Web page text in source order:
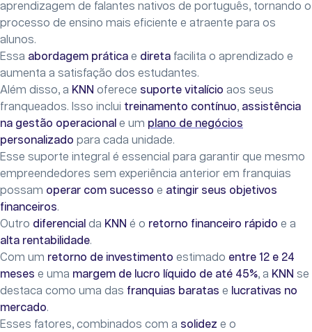
aprendizagem de falantes nativos de português, tornando o
processo de ensino mais eficiente e atraente para os
alunos.
Essa abordagem prática e direta facilita o aprendizado e
aumenta a satisfação dos estudantes.
Além disso, a KNN oferece suporte vitalício aos seus
franqueados. Isso inclui treinamento contínuo, assistência
na gestão operacional e um plano de negócios
personalizado para cada unidade.
Esse suporte integral é essencial para garantir que mesmo
empreendedores sem experiência anterior em franquias
possam operar com sucesso e atingir seus objetivos
financeiros.
Outro diferencial da KNN é o retorno financeiro rápido e a
alta rentabilidade.
Com um retorno de investimento estimado entre 12 e 24
meses e uma margem de lucro líquido de até 45%, a KNN se
destaca como uma das franquias baratas e lucrativas no
mercado.
Esses fatores, combinados com a solidez e o